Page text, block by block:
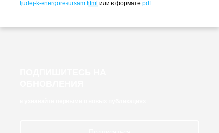
ljudej-k-energoresursam.html или в формате pdf.